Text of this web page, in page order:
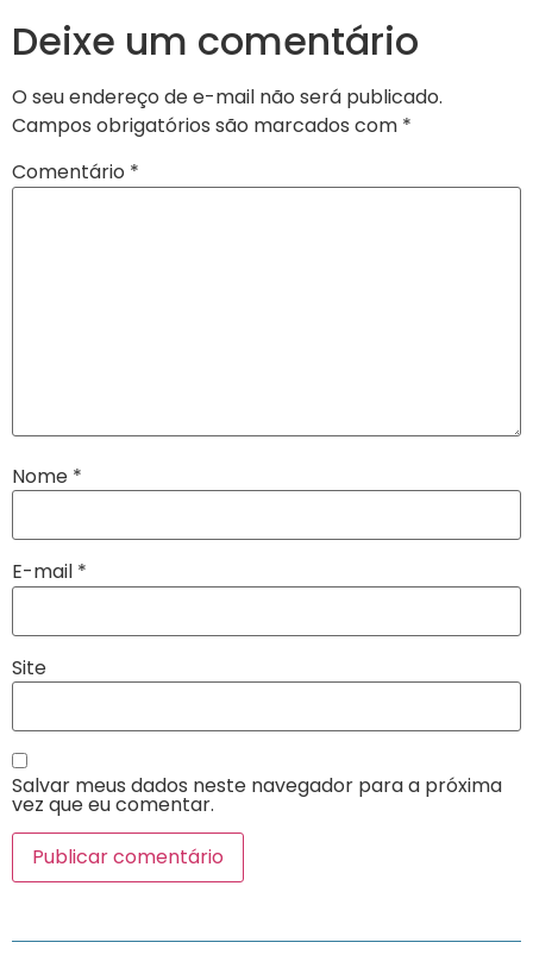
Deixe um comentário
O seu endereço de e-mail não será publicado.
Campos obrigatórios são marcados com *
Comentário *
Nome *
E-mail *
Site
Salvar meus dados neste navegador para a próxima
vez que eu comentar.